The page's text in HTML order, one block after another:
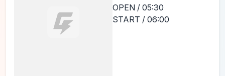
OPEN / 05:30
START / 06:00